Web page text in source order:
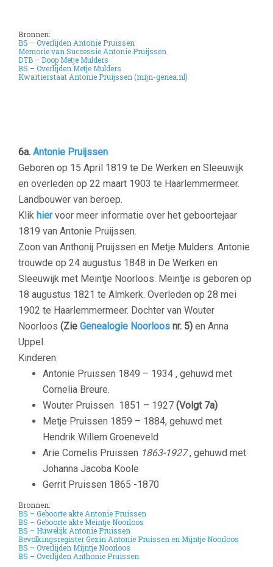
Bronnen:
BS – Overlijden Antonie Pruissen
Memorie van Successie Antonie Pruijssen
DTB – Doop Metje Mulders
BS – Overlijden Metje Mulders
Kwartierstaat Antonie Pruijssen (mijn-genea.nl)
6a. Antonie Pruijssen
Geboren op 15 April 1819 te De Werken en Sleeuwijk
en overleden op 22 maart 1903 te Haarlemmermeer.
Landbouwer van beroep.
Klik hier voor meer informatie over het geboortejaar
1819 van Antonie Pruijssen.
Zoon van Anthonij Pruijssen en Metje Mulders. Antonie
trouwde op 24 augustus 1848 in De Werken en
Sleeuwijk met Meintje Noorloos. Meintje is geboren op
18 augustus 1821 te Almkerk. Overleden op 28 mei
1902 te Haarlemmermeer. Dochter van Wouter
Noorloos (Zie Genealogie Noorloos nr. 5) en Anna
Uppel.
Kinderen:
Antonie Pruissen 1849 – 1934 , gehuwd met
Cornelia Breure.
Wouter Pruissen 1851 – 1927 (Volgt 7a)
Metje Pruissen 1859 – 1884, gehuwd met
Hendrik Willem Groeneveld
Arie Cornelis Pruissen 1863-1927, gehuwd met
Johanna Jacoba Koole
Gerrit Pruissen 1865 -1870
Bronnen:
BS – Geboorte akte Antonie Pruissen
BS – Geboorte akte Meintje Noorloos
BS – Huwelijk Antonie Pruissen
Bevolkingsregister Gezin Antonie Pruissen en Mijntje Noorloos
BS – Overlijden Mijntje Noorloos
BS – Overlijden Anthonie Pruissen